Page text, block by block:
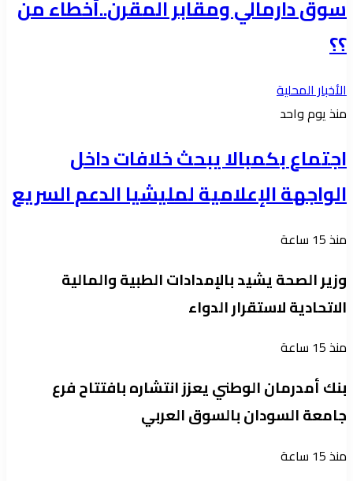
سوق دارمالي ومقابر المقرن..أخطاء من
؟؟
الأخبار المحلية
منذ يوم واحد
اجتماع بكمبالا يبحث خلافات داخل
الواجهة الإعلامية لمليشيا الدعم السريع
منذ 15 ساعة
وزير الصحة يشيد بالإمدادات الطبية والمالية
الاتحادية لاستقرار الدواء
منذ 15 ساعة
بنك أمدرمان الوطني يعزز انتشاره بافتتاح فرع
جامعة السودان بالسوق العربي
منذ 15 ساعة